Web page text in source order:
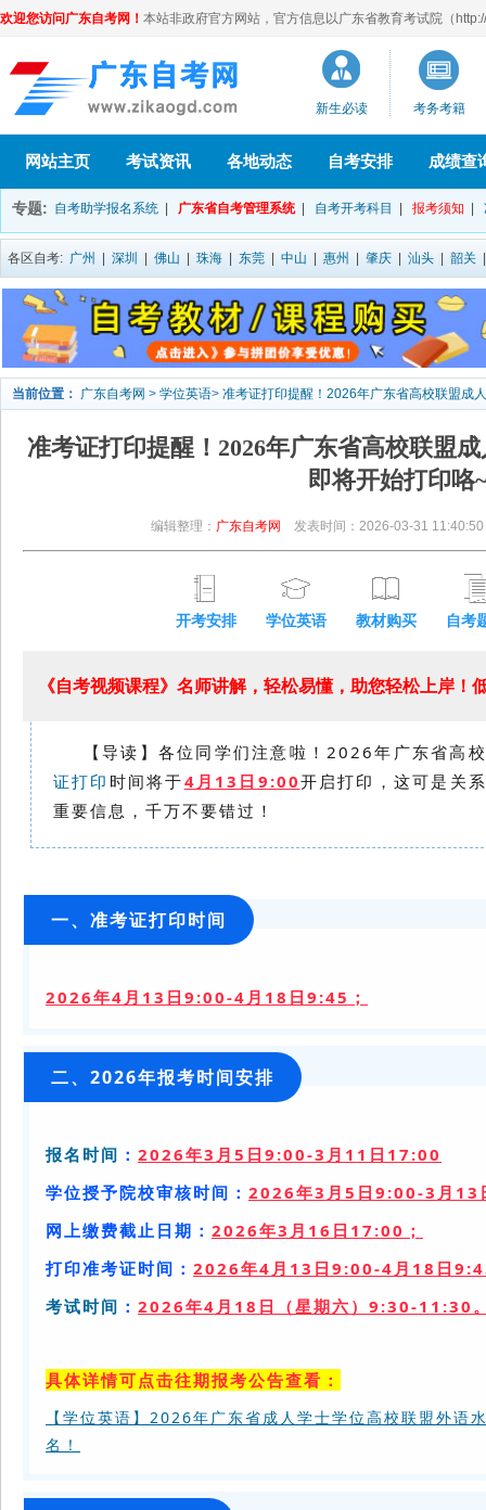
欢迎您访问广东自考网！ 本站非政府官方网站，官方信息以广东省教育考试院（
新生必读 考务考籍
网站主页 考试资讯 各地动态 自考安排 成绩查
专题: 自考助学报名系统 广东省自考管理系统 自考开考科目 报考须知
各区自考: 广州 深圳 佛山 珠海 东莞 中山 惠州 肇庆 汕头 韶关
当前位置： 广东自考网 > 学位英语> 准考证打印提醒！2026年广东省高校联盟成
准考证打印提醒！2026年广东省高校联盟
即将开始打印咯~
编辑整理： 广东自考网 发表时间：2026-03-31 11:40:50
开考安排 学位英语 教材购买 自考
《自考视频课程》名师讲解，轻松易懂，助您轻松上岸！
【导读】各位同学们注意啦！2026年广东省高
证打印 时间将于4月13日9:00开启打印， 这可是关
重要信息，千万不要错过！
一、准考证打印时间
2026年4月13日9:00-4月18日9:45；
二、 2026年报考时间安排
报名时间 ： 2026年3月5日9:00-3月11日17:00
学位授予院校审核时间： 2026年3月5日9:00-3月13
网上缴费截止日期： 2026年3月16日17:00；
打印准考证时间： 2026年4月13日9:00-4月18日
考试时间 ： 2026年4月18日（星期六） 9:30-11:30
具体详情可点击往期报考公告查看 ：
【学位英语】2026年广东省成人学士学位高校联盟外语
名！